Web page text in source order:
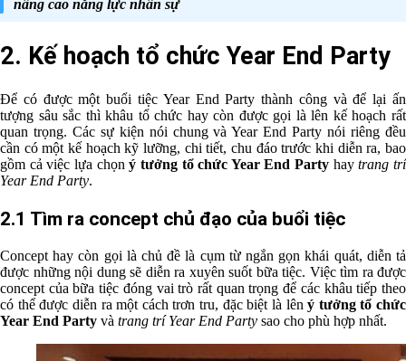
nâng cao năng lực nhân sự
2. Kế hoạch tổ chức Year End Party
Để có được một buổi tiệc Year End Party thành công và để lại ấn
tượng sâu sắc thì khâu tổ chức hay còn được gọi là lên kế hoạch rất
quan trọng. Các sự kiện nói chung và Year End Party nói riêng đều
cần có một kế hoạch kỹ lưỡng, chi tiết, chu đáo trước khi diễn ra, bao
gồm cả việc lựa chọný tưởng tổ chức Year End Party haytrang trí
Year End Party.
2.1 Tìm ra concept chủ đạo của buổi tiệc
Concept hay còn gọi là chủ đề là cụm từ ngắn gọn khái quát, diễn tả
được những nội dung sẽ diễn ra xuyên suốt bữa tiệc. Việc tìm ra được
concept của bữa tiệc đóng vai trò rất quan trọng để các khâu tiếp theo
có thể được diễn ra một cách trơn tru, đặc biệt là lêný tưởng tổ chức
Year End Party và trang trí Year End Party sao cho phù hợp nhất.